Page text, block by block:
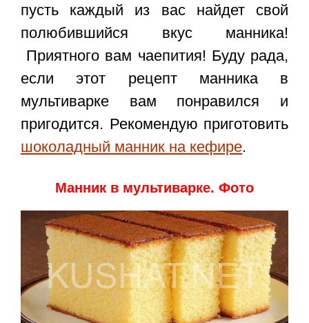
пусть каждый из вас найдет свой
полюбившийся вкус манника!
Приятного вам чаепития! Буду рада,
если этот рецепт манника в
мультиварке вам понравился и
пригодится. Рекомендую приготовить
шоколадный манник на кефире.
Манник в мультиварке. Фото